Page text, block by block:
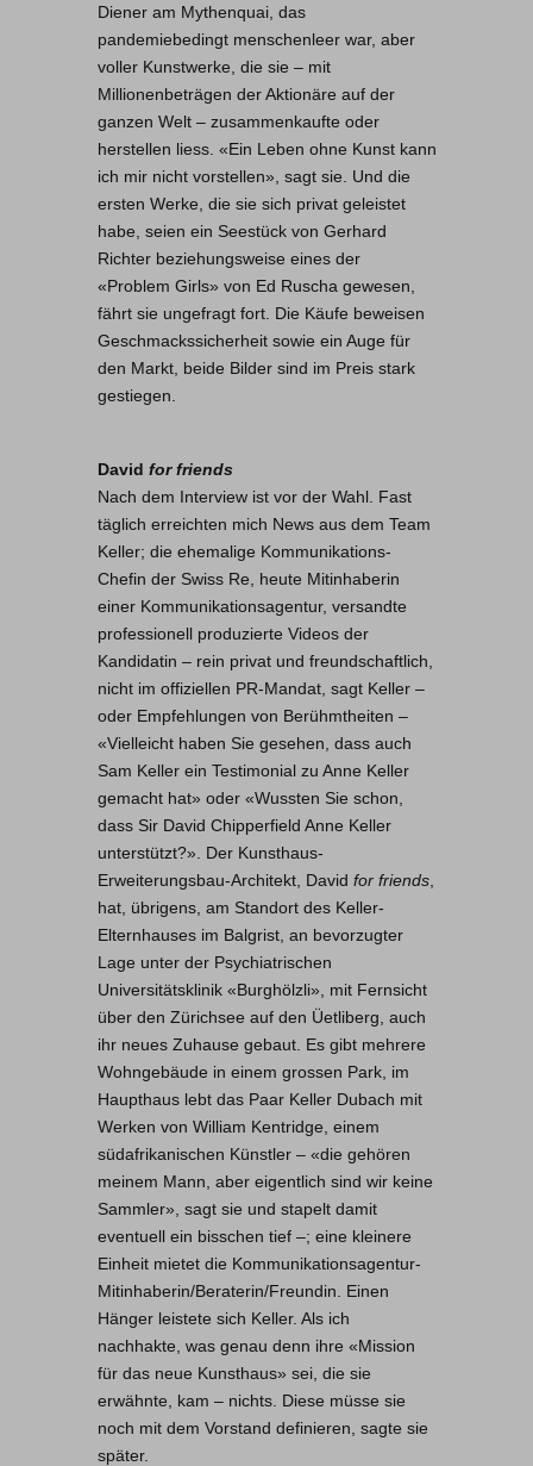
Diener am Mythenquai, das
pandemiebedingt menschenleer war, aber
voller Kunstwerke, die sie – mit
Millionenbeträgen der Aktionäre auf der
ganzen Welt – zusammenkaufte oder
herstellen liess. «Ein Leben ohne Kunst kann
ich mir nicht vorstellen», sagt sie. Und die
ersten Werke, die sie sich privat geleistet
habe, seien ein Seestück von Gerhard
Richter beziehungsweise eines der
«Problem Girls» von Ed Ruscha gewesen,
fährt sie ungefragt fort. Die Käufe beweisen
Geschmackssicherheit sowie ein Auge für
den Markt, beide Bilder sind im Preis stark
gestiegen.
David for friends
Nach dem Interview ist vor der Wahl. Fast
täglich erreichten mich News aus dem Team
Keller; die ehemalige Kommunikations-
Chefin der Swiss Re, heute Mitinhaberin
einer Kommunikationsagentur, versandte
professionell produzierte Videos der
Kandidatin – rein privat und freundschaftlich,
nicht im offiziellen PR-Mandat, sagt Keller –
oder Empfehlungen von Berühmtheiten –
«Vielleicht haben Sie gesehen, dass auch
Sam Keller ein Testimonial zu Anne Keller
gemacht hat» oder «Wussten Sie schon,
dass Sir David Chipperfield Anne Keller
unterstützt?». Der Kunsthaus-
Erweiterungsbau-Architekt, David for friends,
hat, übrigens, am Standort des Keller-
Elternhauses im Balgrist, an bevorzugter
Lage unter der Psychiatrischen
Universitätsklinik «Burghölzli», mit Fernsicht
über den Zürichsee auf den Üetliberg, auch
ihr neues Zuhause gebaut. Es gibt mehrere
Wohngebäude in einem grossen Park, im
Haupthaus lebt das Paar Keller Dubach mit
Werken von William Kentridge, einem
südafrikanischen Künstler – «die gehören
meinem Mann, aber eigentlich sind wir keine
Sammler», sagt sie und stapelt damit
eventuell ein bisschen tief –; eine kleinere
Einheit mietet die Kommunikationsagentur-
Mitinhaberin/Beraterin/Freundin. Einen
Hänger leistete sich Keller. Als ich
nachhakte, was genau denn ihre «Mission
für das neue Kunsthaus» sei, die sie
erwähnte, kam – nichts. Diese müsse sie
noch mit dem Vorstand definieren, sagte sie
später.